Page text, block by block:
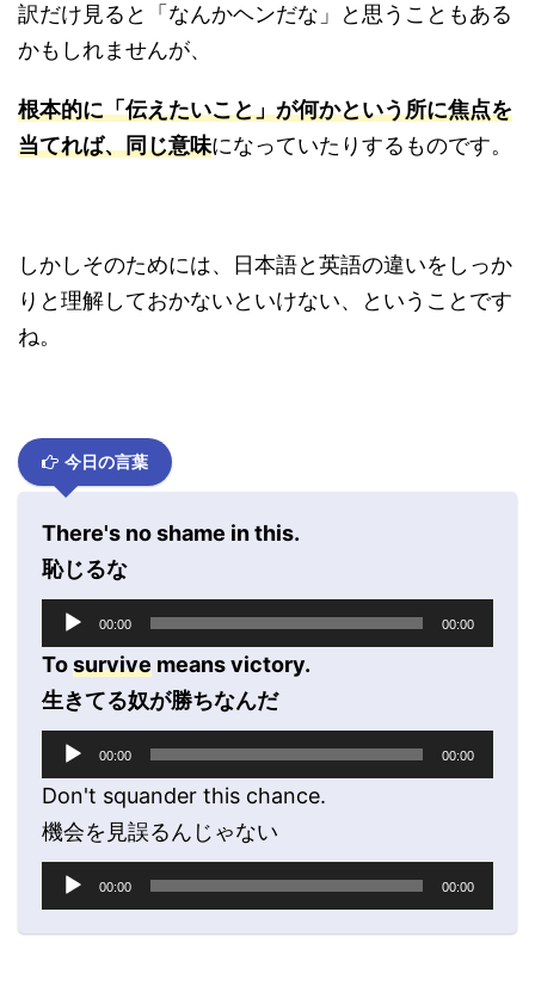
訳だけ見ると「なんかヘンだな」と思うこともある
かもしれませんが、
根本的に「伝えたいこと」が何かという所に焦点を
当てれば、同じ意味になっていたりするものです。
しかしそのためには、日本語と英語の違いをしっか
りと理解しておかないといけない、ということです
ね。
今日の言葉
There's no shame in this.
恥じるな
プ
レ
ー
00:00 00:00
Tosurvive means victory.
生きてる奴が勝ちなんだ
プ
レ
ー
00:00 00:00
Don't squander this chance.
機会を見誤るんじゃない
00:00 00:00